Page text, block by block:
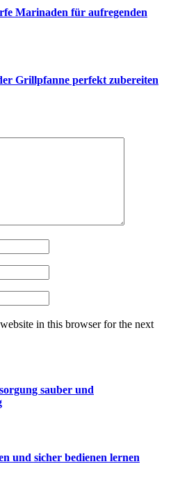
Marinaden für aufregenden
Grillpfanne perfekt zubereiten
in this browser for the next
sauber und
und sicher bedienen lernen